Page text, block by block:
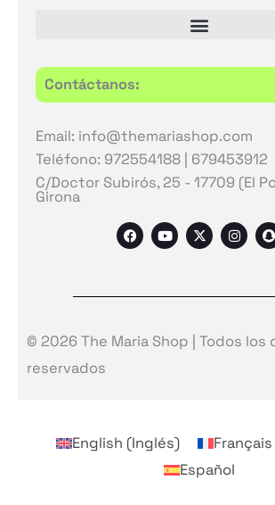
Contáctanos:
Email: info@themariashop.com
Teléfono: 972554188 | 679453912
C/Doctor Subirós, 25 - 17709 (El
Girona
F
a
o
Y
o
b
X
-
t
r
I
n
g
m
S
n
h
© 2026 The Maria Shop | Todos los
reservados
English (Inglés) Français
Español